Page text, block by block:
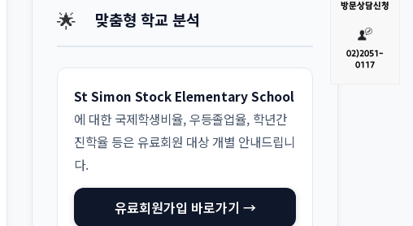
🌟 맞춤형 학교 분석
St Simon Stock Elementary School
에 대한 국제학생비율, 우등졸업율, 학년간
진학율 등은 유료회원 대상 개별 안내드립니
다.
유료회원가입 바로가기 →
방문상담신청
02)2051-
0117